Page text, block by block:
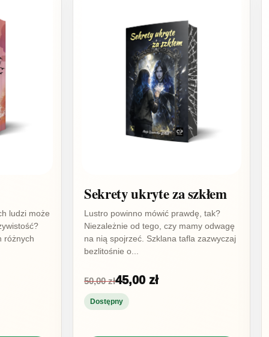
ludzi może
różnych
Sekrety ukryte za szkłem
Lustro powinno mówić prawdę, tak?
Niezależnie od tego, czy mamy odwagę
na nią spojrzeć. Szklana tafla zazwyczaj
bezlitośnie o...
50,00 zł45,00 zł
Dostępny